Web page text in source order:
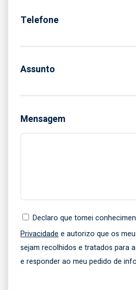
Telefone
Assunto
Mensagem
Declaro que tomei
Privacidadee autorizo que os
sejam recolhidos e tratados para
e responder ao meu pedido de